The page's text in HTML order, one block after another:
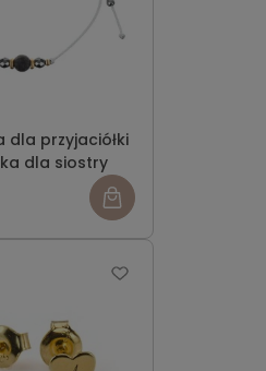
dla przyjaciółki
dla siostry
zobacz
więcej